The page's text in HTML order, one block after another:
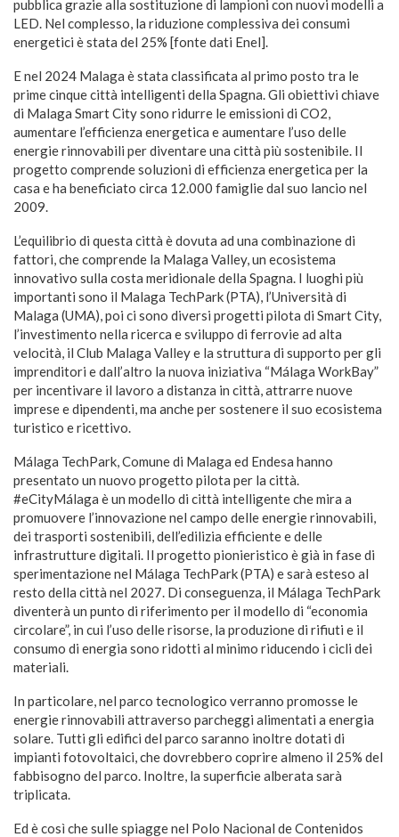
pubblica grazie alla sostituzione di lampioni con nuovi modelli a
LED. Nel complesso, la riduzione complessiva dei consumi
energetici è stata del 25% [fonte dati Enel].
E nel 2024 Malaga è stata classificata al primo posto tra le
prime cinque città intelligenti della Spagna. Gli obiettivi chiave
di Malaga Smart City sono ridurre le emissioni di CO2,
aumentare l’efficienza energetica e aumentare l’uso delle
energie rinnovabili per diventare una città più sostenibile. Il
progetto comprende soluzioni di efficienza energetica per la
casa e ha beneficiato circa 12.000 famiglie dal suo lancio nel
2009.
L’equilibrio di questa città è dovuta ad una combinazione di
fattori, che comprende la Malaga Valley, un ecosistema
innovativo sulla costa meridionale della Spagna. I luoghi più
importanti sono il Malaga TechPark (PTA), l’Università di
Malaga (UMA), poi ci sono diversi progetti pilota di Smart City,
l’investimento nella ricerca e sviluppo di ferrovie ad alta
velocità, il Club Malaga Valley e la struttura di supporto per gli
imprenditori e dall’altro la nuova iniziativa “Málaga WorkBay”
per incentivare il lavoro a distanza in città, attrarre nuove
imprese e dipendenti, ma anche per sostenere il suo ecosistema
turistico e ricettivo.
Málaga TechPark, Comune di Malaga ed Endesa hanno
presentato un nuovo progetto pilota per la città.
#eCityMálaga è un modello di città intelligente che mira a
promuovere l’innovazione nel campo delle energie rinnovabili,
dei trasporti sostenibili, dell’edilizia efficiente e delle
infrastrutture digitali. Il progetto pionieristico è già in fase di
sperimentazione nel Málaga TechPark (PTA) e sarà esteso al
resto della città nel 2027. Di conseguenza, il Málaga TechPark
diventerà un punto di riferimento per il modello di “economia
circolare”, in cui l’uso delle risorse, la produzione di rifiuti e il
consumo di energia sono ridotti al minimo riducendo i cicli dei
materiali.
In particolare, nel parco tecnologico verranno promosse le
energie rinnovabili attraverso parcheggi alimentati a energia
solare. Tutti gli edifici del parco saranno inoltre dotati di
impianti fotovoltaici, che dovrebbero coprire almeno il 25% del
fabbisogno del parco. Inoltre, la superficie alberata sarà
triplicata.
Ed è così che sulle spiagge nel Polo Nacional de Contenidos